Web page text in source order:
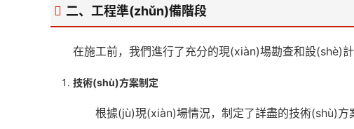
二、工程準(zhǔn)備階段
在施工前，我們進行了充分的現(xiàn)場勘查和設(shè)
技術(shù)方案制定
根據(jù)現(xiàn)場情況，制定了詳盡的技術(shù)方